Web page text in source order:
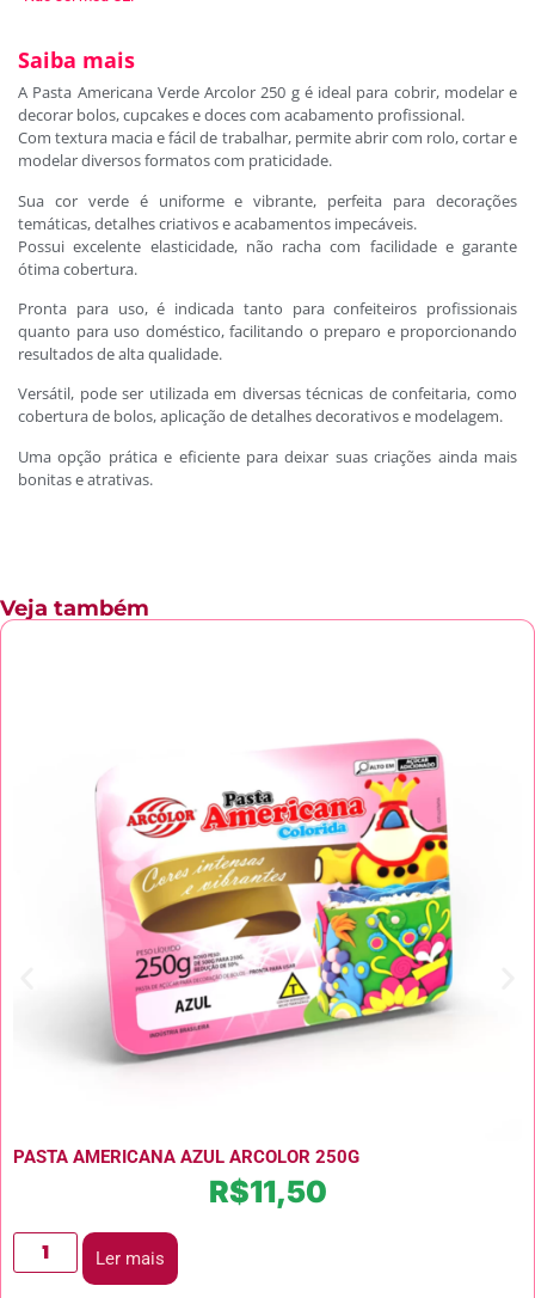
Saiba mais
A Pasta Americana Verde Arcolor 250 g é ideal para cobrir, modelar e
decorar bolos, cupcakes e doces com acabamento profissional.
Com textura macia e fácil de trabalhar, permite abrir com rolo, cortar e
modelar diversos formatos com praticidade.
Sua cor verde é uniforme e vibrante, perfeita para decorações
temáticas, detalhes criativos e acabamentos impecáveis.
Possui excelente elasticidade, não racha com facilidade e garante
ótima cobertura.
Pronta para uso, é indicada tanto para confeiteiros profissionais
quanto para uso doméstico, facilitando o preparo e proporcionando
resultados de alta qualidade.
Versátil, pode ser utilizada em diversas técnicas de confeitaria, como
cobertura de bolos, aplicação de detalhes decorativos e modelagem.
Uma opção prática e eficiente para deixar suas criações ainda mais
bonitas e atrativas.
Veja também
PASTA AMERICANA AZUL ARCOLOR 250G
R$11,50
Ler mais